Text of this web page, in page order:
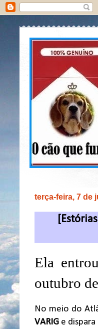
terça-feira, 7 de
Ela
outubro
No meio do
VARIG e